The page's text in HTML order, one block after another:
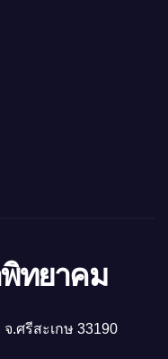
ทยาคม
.ศรีสะเกษ 33190